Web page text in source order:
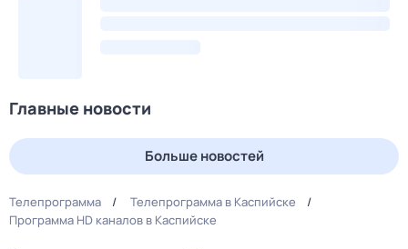
Главные новости
Больше новостей
Телепрограмма
Телепрограмма в Каспийске
Программа HD каналов в Каспийске